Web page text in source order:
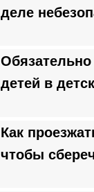
деле
детей в
Как
чтобы